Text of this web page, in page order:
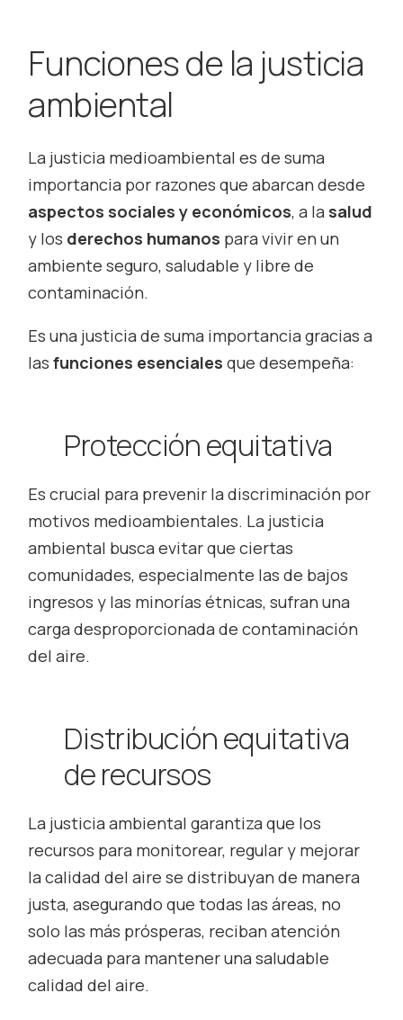
Funciones de la justicia
ambiental
La justicia medioambiental es de suma
importancia por razones que abarcan desde
aspectos sociales y económicos, a la salud
y los derechos humanos para vivir en un
ambiente seguro, saludable y libre de
contaminación.
Es una justicia de suma importancia gracias a
las funciones esenciales que desempeña:
Protección equitativa
Es crucial para prevenir la discriminación por
motivos medioambientales. La justicia
ambiental busca evitar que ciertas
comunidades, especialmente las de bajos
ingresos y las minorías étnicas, sufran una
carga desproporcionada de contaminación
del aire.
Distribución equitativa
de recursos
La justicia ambiental garantiza que los
recursos para monitorear, regular y mejorar
la calidad del aire se distribuyan de manera
justa, asegurando que todas las áreas, no
solo las más prósperas, reciban atención
adecuada para mantener una saludable
calidad del aire.